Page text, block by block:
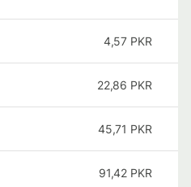
4,57 PKR
22,86 PKR
45,71 PKR
91,42 PKR